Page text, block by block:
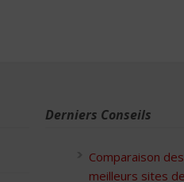
Derniers Conseils
Comparaison des
meilleurs sites de